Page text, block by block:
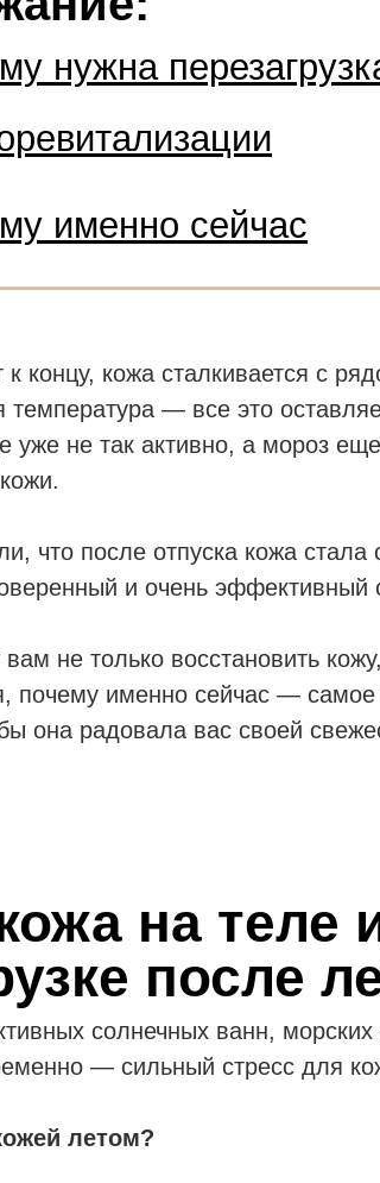
именно сейчас
нужна
к концу, кожа сталкивается с
температура — все это
уже не так активно, а мороз
что после отпуска кожа
и очень
не только восстановить
почему именно сейчас —
она радовала вас своей
на теле
после
солнечных ванн,
— сильный стресс для
летом?